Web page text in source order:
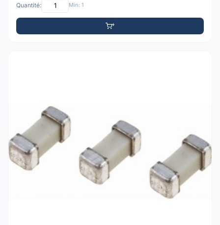
Quantité: Min: 1